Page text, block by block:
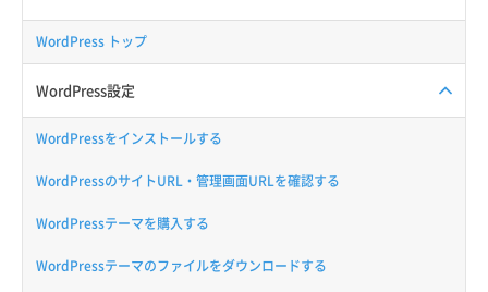
WordPress トップ
WordPress設定
WordPressをインストールする
WordPressのサイトURL・管理画面URLを確認する
WordPressテーマを購入する
WordPressテーマのファイルをダウンロードする